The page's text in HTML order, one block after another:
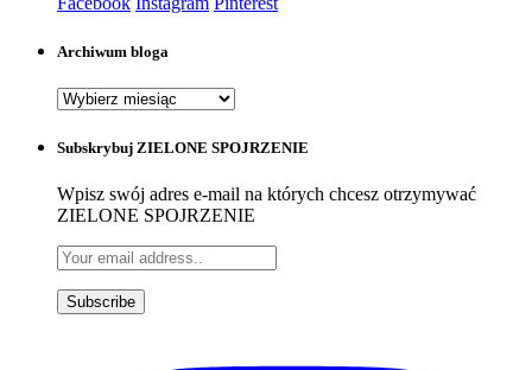
Archiwum bloga
Archiwum
Subskrybuj ZIELONE SPOJRZENIE
Wpisz swój adres e-mail na których chcesz otrzymywać
ZIELONE SPOJRZENIE